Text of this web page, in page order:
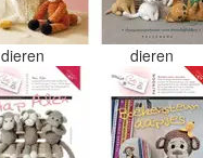
dieren dieren